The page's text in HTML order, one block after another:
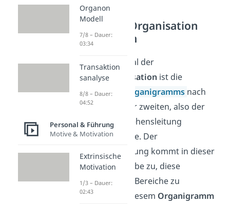
Funktionale Organisation
Organigramm
Das Hauptmerkmal der
Funktionalorganisation ist die
Gliederung des
Organigramms nach
Funktionen auf der zweiten, also der
direkt der Unternehensleitung
unterstellten Ebene. Der
Unternehmensleitung kommt in dieser
Struktur die Aufgabe zu, diese
unterschiedlichen Bereiche zu
koordinieren. In diesem Organigramm
Organon
Modell
7/8 – Dauer:
03:34
Transaktion
sanalyse
8/8 – Dauer:
04:52
Personal & Führung
Motive & Motivation
Extrinsische
Motivation
1/3 – Dauer:
02:43